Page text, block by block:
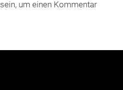
sein, um einen Kommentar